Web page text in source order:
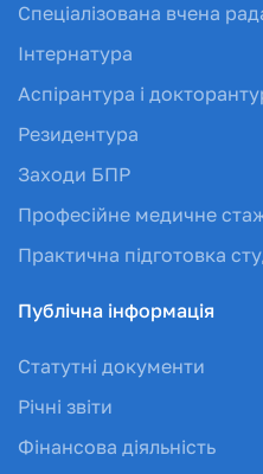
Спеціалізована вчена
Інтернатура
Аспірантура і
Резидентура
Заходи БПР
Професійне медичне
Практична підготовка
Публічна інформація
Статутні документи
Річні звіти
Фінансова діяльність